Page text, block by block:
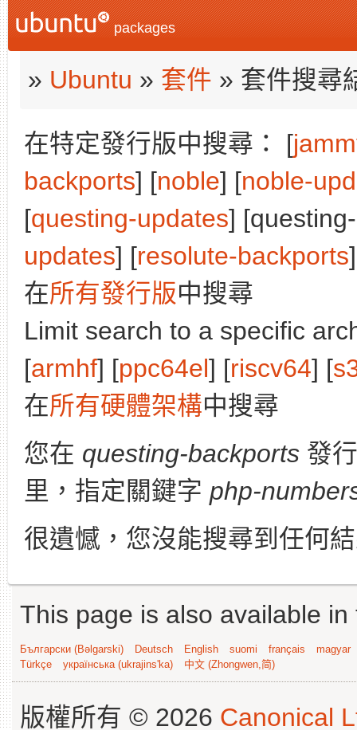
packages
» Ubuntu » 套件 » 套件搜尋
在特定發行版中搜尋： [
backports] [noble] [noble-
[questing-updates]
updates] [resolute-backports
在所有發行版中搜尋
Limit search to a specific
[armhf] [ppc64el] [riscv64] [
在所有硬體架構中搜尋
您在 questing-backports 發
里，指定關鍵字 php-
很遺憾，您沒能搜尋到任何
This page is also available
Български (Bəlgarski) Deutsch English suomi français
magyar
Türkçe
українська (ukrajins'ka) 中文 (Zhongwen,简)
版權所有 © 2026 Canonical